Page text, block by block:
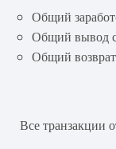
Общий
Общий вывод
Общий возврат
Все транзакции